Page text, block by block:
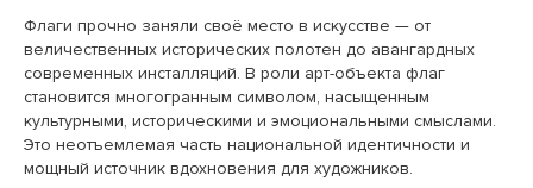
Флаги прочно заняли своё место в искусстве — от
величественных исторических полотен до авангардных
современных инсталляций. В роли арт-объекта флаг
становится многогранным символом, насыщенным
культурными, историческими и эмоциональными смыслами.
Это неотъемлемая часть национальной идентичности и
мощный источник вдохновения для художников.